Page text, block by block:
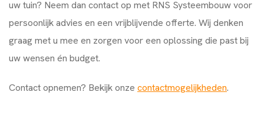
uw tuin? Neem dan contact op met RNS Systeembouw voor
persoonlijk advies en een vrijblijvende offerte. Wij denken
graag met u mee en zorgen voor een oplossing die past bij
uw wensen én budget.
Contact opnemen? Bekijk onze contactmogelijkheden.